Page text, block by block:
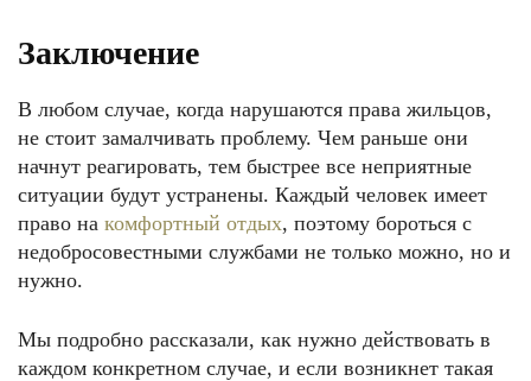
Заключение
В любом случае, когда нарушаются права жильцов,
не стоит замалчивать проблему. Чем раньше они
начнут реагировать, тем быстрее все неприятные
ситуации будут устранены. Каждый человек имеет
право на комфортный отдых, поэтому бороться с
недобросовестными службами не только можно, но и
нужно.
Мы подробно рассказали, как нужно действовать в
каждом конкретном случае, и если возникнет такая